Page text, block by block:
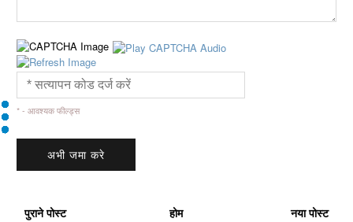
* - आवश्यक फील्ड्स
पुराने पोस्ट होम नया पोस्ट